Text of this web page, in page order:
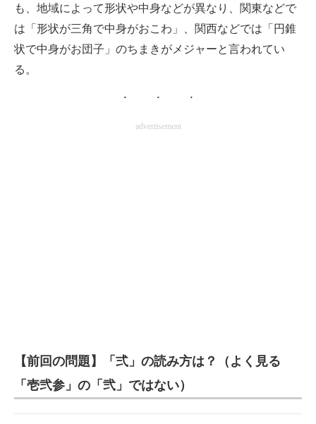
も、地域によって形状や中身などが異なり、関東などで
は「形状が三角で中身がおこわ」、関西などでは「円錐
状で中身がお団子」のちまきがメジャーと言われてい
る。
advertisement
【前回の問題】「弍」の読み方は？（よく見る
「壱弐参」の「弐」ではない）